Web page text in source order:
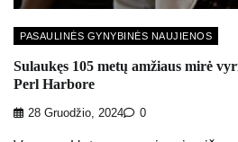
PASAULINĖS GYNYBINĖS NAUJIENOS
Sulaukęs 105 metų amžiaus mirė
Perl Harbore
28 Gruodžio, 2024 0